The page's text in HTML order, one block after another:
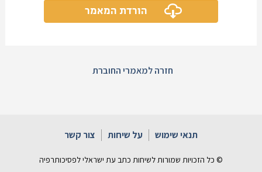
הורדת המאמר
חזרה למאמרי החוברת
תנאי שימוש על שיחות צור קשר
© כל הזכויות שמורות לשיחות כתב עת ישראלי לפסיכותרפיה